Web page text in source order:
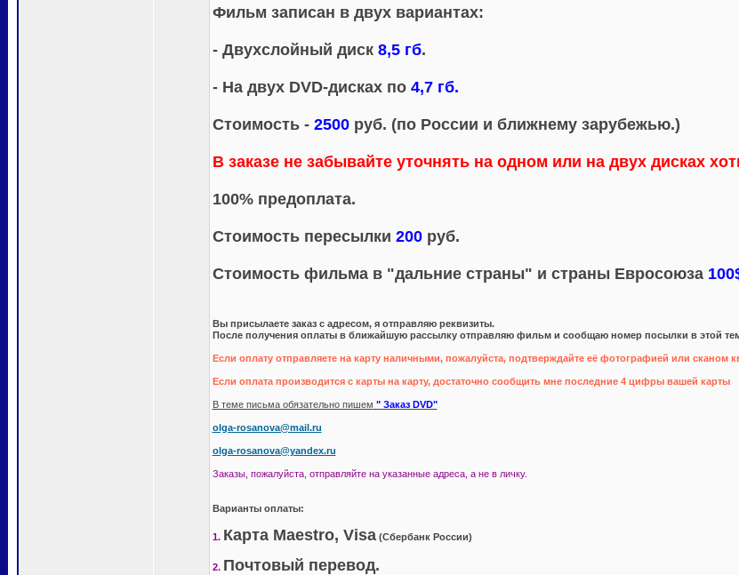
Фильм записан в двух вариантах:
- Двухслойный диск8,5 гб.
- На двух DVD-дисках по4,7 гб.
Стоимость - 2500руб. (по России и ближнему зарубежью.)
В заказе не забывайте уточнять на одном или на двух дисках
100% предоплата.
Стоимость пересылки 200руб.
Стоимость фильма в "дальние страны" и страны Евросоюза
Вы присылаете заказ с адресом, я отправляю реквизиты.
После получения оплаты в ближайшую рассылку отправляю фильм и сообщаю номер посылки в этой
Если оплату отправляете на карту наличными, пожалуйста, подтверждайте её фотографией или сканом
Если оплата производится с карты на карту, достаточно сообщить мне последние 4 цифры вашей карты
В теме письма обязательно пишем " Заказ DVD"
olga-rosanova@mail.ru
olga-rosanova@yandex.ru
Заказы, пожалуйста, отправляйте на указанные адреса, а не в личку.
Варианты оплаты:
1. Карта Maestro, Visa(Сбербанк России)
2. Почтовый перевод.